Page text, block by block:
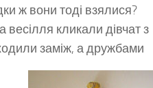
ж вони тоді взялися?
кликали дівчат з
заміж, а дружбами